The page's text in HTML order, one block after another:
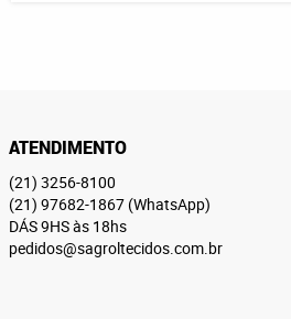
ATENDIMENTO
(21) 3256-8100
(21) 97682-1867 (WhatsApp)
DÁS 9HS às 18hs
pedidos@sagroltecidos.com.br